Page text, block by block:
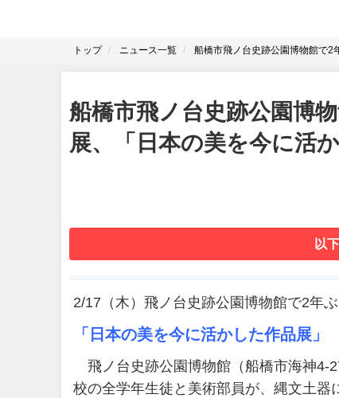
トップ ニュース一覧 船橋市飛ノ台史跡公園博物館で2
船橋市飛ノ台史跡公園博
展、「日本の美を今に活
以
2/17（木）飛ノ台史跡公園博物館で2年
「日本の美を今に活かした作品展」
飛ノ台史跡公園博物館（船橋市海神4-
校の全学年生徒と美術部員が、縄文土